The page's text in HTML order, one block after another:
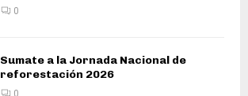
0
Sumate a la Jornada Nacional de
reforestación 2026
0